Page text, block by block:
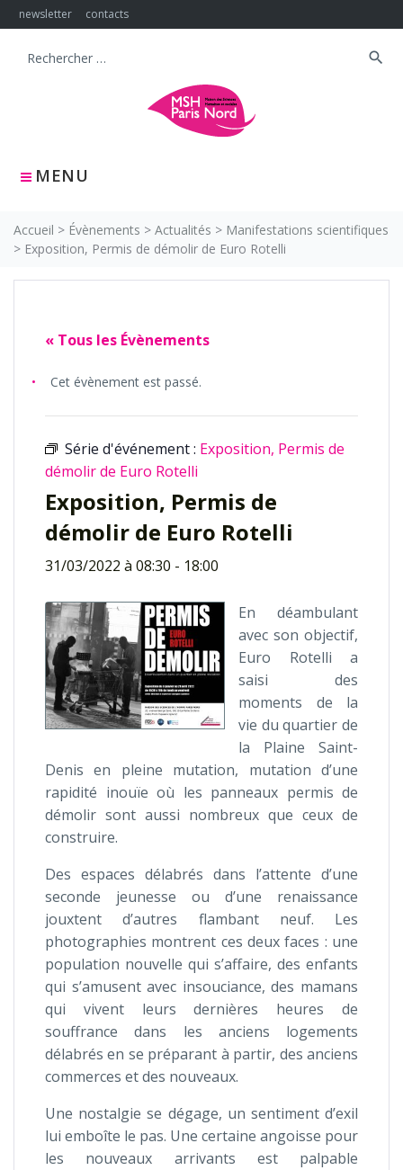
Skip
to
newsletter contacts
MENU
Search
search
Accueil > Évènements > Actualités > Manifestations scientifiques
> Exposition, Permis de démolir de Euro Rotelli
« Tous les Évènements
Cet évènement est passé.
Série d'événement : Exposition, Permis de
démolir de Euro Rotelli
Exposition, Permis de
démolir de Euro Rotelli
31/03/2022 à 08:30 - 18:00
En déambulant
avec son objectif,
Euro Rotelli a
saisi des
moments de la
vie du quartier de
la Plaine Saint-
Denis en pleine mutation, mutation d’une
rapidité inouïe où les panneaux permis de
démolir sont aussi nombreux que ceux de
construire.
Des espaces délabrés dans l’attente d’une
seconde jeunesse ou d’une renaissance
jouxtent d’autres flambant neuf. Les
photographies montrent ces deux faces : une
population nouvelle qui s’affaire, des enfants
qui s’amusent avec insouciance, des mamans
qui vivent leurs dernières heures de
souffrance dans les anciens logements
délabrés en se préparant à partir, des anciens
commerces et des nouveaux.
Une nostalgie se dégage, un sentiment d’exil
lui emboîte le pas. Une certaine angoisse pour
les nouveaux arrivants est palpable